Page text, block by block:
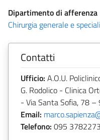
Dipartimento di afferenza
Chirurgia generale e
Contatti
Ufficio: A.O.U.
G. Rodolico - Clinica
- Via Santa Sofia, 78
Email:
Telefono: 095 3782273